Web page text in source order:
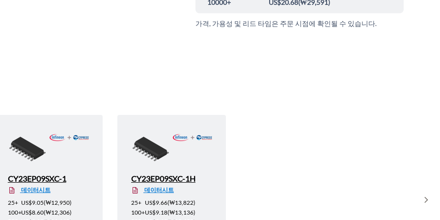
10000+ US$20.68(₩29,591)
가격, 가용성 및 리드 타임은 주문 시점에 확인될 수 있습니다.
CY23EP09SXC-1
데이터시트
25+ US$9.05(₩12,950)
100+US$8.60(₩12,306)
CY23EP09SXC-1H
데이터시트
25+ US$9.66(₩13,822)
100+US$9.18(₩13,136)